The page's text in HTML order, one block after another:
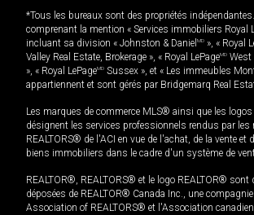
*Tous les bureaux sont des propriétés
comprenant la mention « Services immobiliers Royal
incluant sa division « Johnston & Daniel MD », « Royal
Valley Real Estate, Brokerage », « Royal LePageMD West
», « Royal LePageMD Sussex », et « Les immeubles
appartiennent et sont gérés par Bridgemarq Real
Les marques de commerce MLS® ainsi que les
désignent les services professionnels rendus par les
REALTORS® de l'ACI en vue de l'achat, de la vente et
biens immobiliers dans le cadre d'un système de
REALTOR®, REALTORS® et le logo REALTOR® sont
déposées de REALTOR® Canada Inc., une
Association of REALTORS® et l'Association